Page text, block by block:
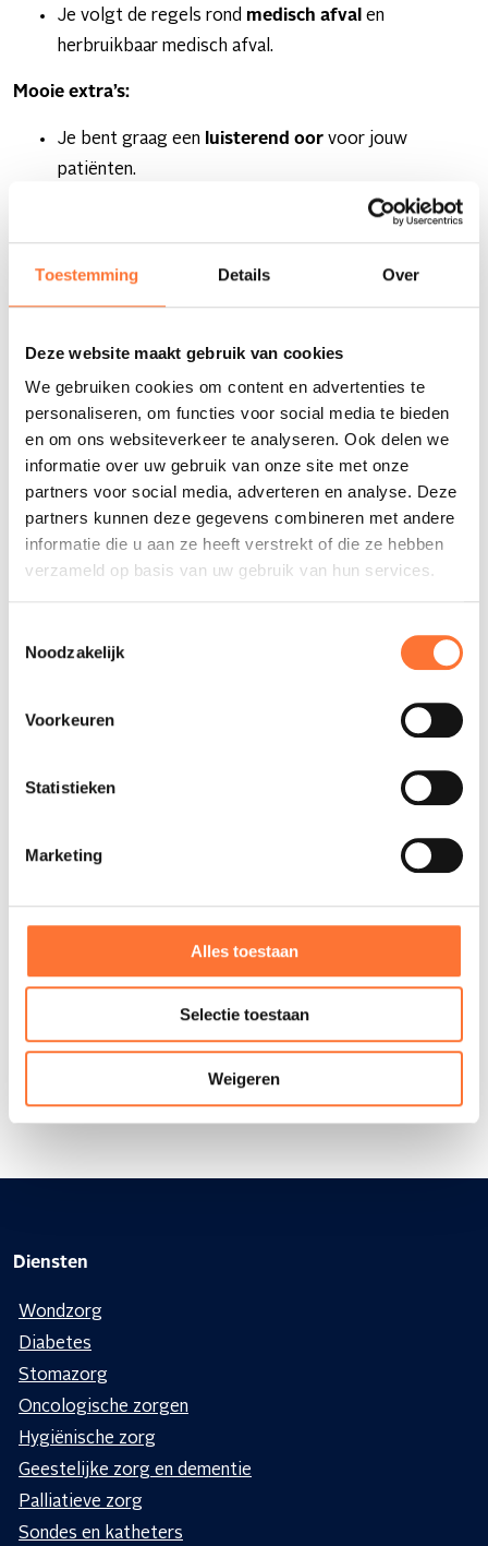
Toestemming Details Over
Deze website maakt gebruik van cookies
We gebruiken cookies om content en advertenties te
personaliseren, om functies voor social media te bieden
en om ons websiteverkeer te analyseren. Ook delen we
informatie over uw gebruik van onze site met onze
partners voor social media, adverteren en analyse. Deze
partners kunnen deze gegevens combineren met andere
informatie die u aan ze heeft verstrekt of die ze hebben
verzameld op basis van uw gebruik van hun services.
Noodzakelijk
Voorkeuren
Statistieken
Marketing
Alles toestaan
Selectie toestaan
Weigeren
Je volgt de regels rond medisch afval en
herbruikbaar medisch afval.
Mooie extra’s:
Je bent graag een luisterend oor voor jouw
patiënten.
op hun gezicht.
vertellen of een vleugje humor? Dat
Voel jij het al kriebelen? Solliciteer dan makkelijk en snel
OVER DEZE
VACATURE
hr@altrio.be
+32 (0)3 304 77 77
Diensten
Wondzorg
Diabetes
Stomazorg
Oncologische zorgen
Hygiënische zorg
Geestelijke zorg en dementie
Palliatieve zorg
Sondes en katheters